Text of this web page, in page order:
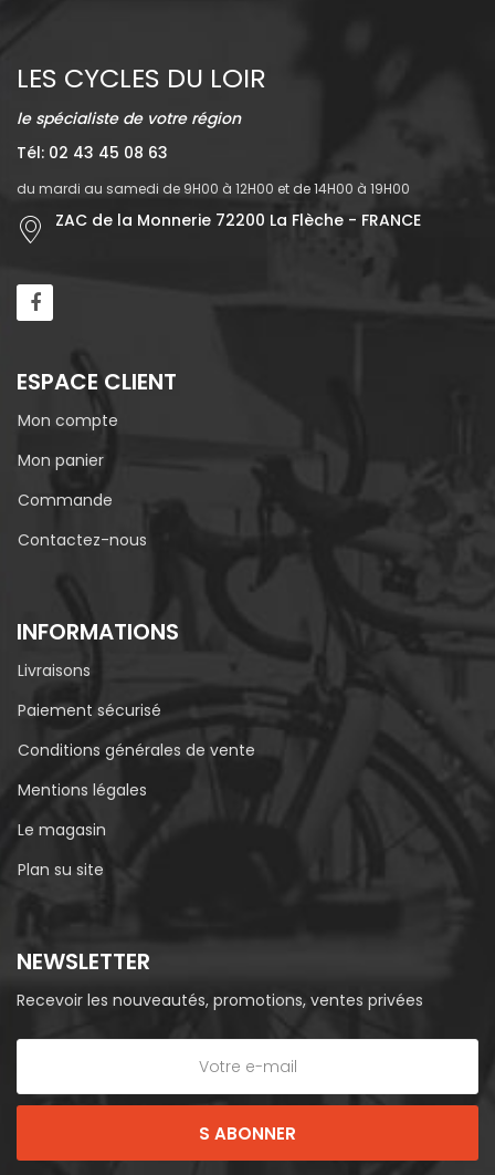
LES CYCLES DU LOIR
le spécialiste de votre région
Tél: 02 43 45 08 63
du mardi au samedi de 9H00 à 12H00 et de 14H00 à 19H00
ZAC de la Monnerie 72200 La Flèche - FRANCE
ESPACE CLIENT
Mon compte
Mon panier
Commande
Contactez-nous
INFORMATIONS
Livraisons
Paiement sécurisé
Conditions générales de vente
Mentions légales
Le magasin
Plan su site
NEWSLETTER
Recevoir les nouveautés, promotions, ventes privées
S ABONNER